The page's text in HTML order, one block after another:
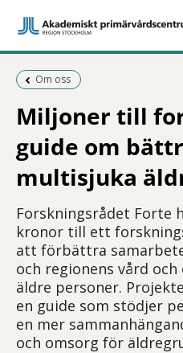
Föregående sida:
Om oss
Miljoner till
guide om
multisjuka
Forskningsrådet Forte
kronor till ett
att förbättra
och regionens vård
äldre personer.
en guide som stödjer
en mer
och omsorg för